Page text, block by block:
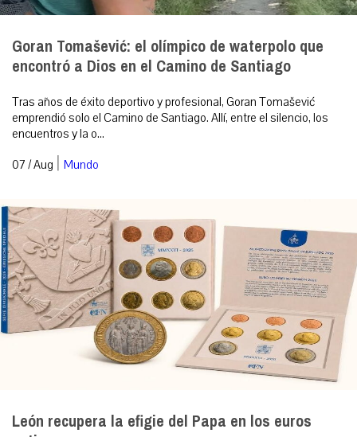
Goran Tomašević: el olímpico de waterpolo que
encontró a Dios en el Camino de Santiago
Tras años de éxito deportivo y profesional, Goran Tomašević
emprendió solo el Camino de Santiago. Allí, entre el silencio, los
encuentros y la o...
07 / Aug | Mundo
León recupera la efigie del Papa en los euros